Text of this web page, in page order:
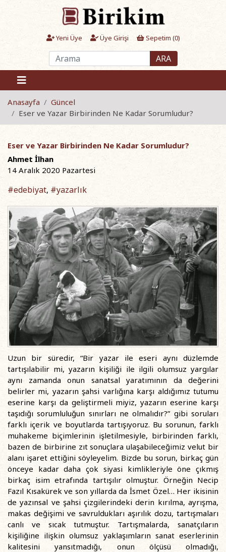
Yeni Üye Üye Girişi Sepetim (0)
ARA
Anasayfa
Güncel
Eser ve Yazar Birbirinden Ne Kadar Sorumludur?
Eser ve Yazar Birbirinden Ne Kadar Sorumludur?
Ahmet İlhan
14 Aralık 2020 Pazartesi
#edebiyat, #yazarlık
Uzun bir süredir, “Bir yazar ile eseri aynı düzlemde
tartışılabilir mi, yazarın kişiliği ile ilgili olumsuz yargılar
aynı zamanda onun sanatsal yaratımının da değerini
belirler mi, yazarın şahsi varlığına karşı aldığımız tutumu
eserine karşı da geliştirmeli miyiz, yazarın eserine karşı
taşıdığı sorumluluğun sınırları ne olmalıdır?” gibi soruları
farklı içerik ve boyutlarda tartışıyoruz. Bu sorunun, farklı
muhakeme biçimlerinin işletilmesiyle, birbirinden farklı,
bazen de birbirine zıt sonuçlara ulaşabileceğimiz velut bir
alanı işaret ettiğini söyleyelim. Bizde bu sorun, birkaç gün
önceye kadar daha çok siyasi kimlikleriyle öne çıkmış
birkaç isim etrafında tartışılır olmuştur. Örneğin Necip
Fazıl Kısakürek ve son yıllarda da İsmet Özel… Her ikisinin
de yazınsal ve şahsi çizgilerindeki derin kırılma, ayrışma,
makas değişimi ve savruldukları aşırılık dozu, tartışmaları
canlı ve sıcak tutmuştur. Tartışmalarda, sanatçıların
kişiliğine ilişkin olumsuz yaklaşımların sanat eserlerinin
kalitesini yansıtmadığı, onun ölçüsü olmadığı,